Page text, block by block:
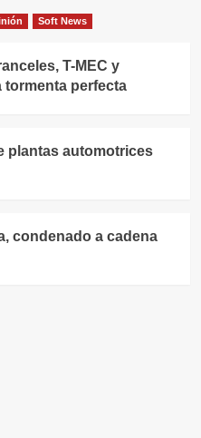
Soft News
T-MEC y
perfecta
plantas automotrices
condenado a cadena